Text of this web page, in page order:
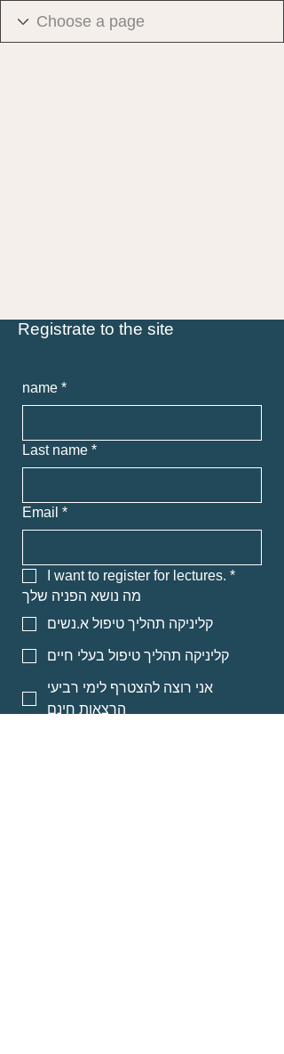
Registrate to the site
name *
Last name *
Email *
I want to register for lectures. *
מה נושא הפניה שלך
קליניקה תהליך טיפול א.נשים
קליניקה תהליך טיפול בעלי חיים
אני רוצה להצטרף לימי רביעי
הרצאות חינם